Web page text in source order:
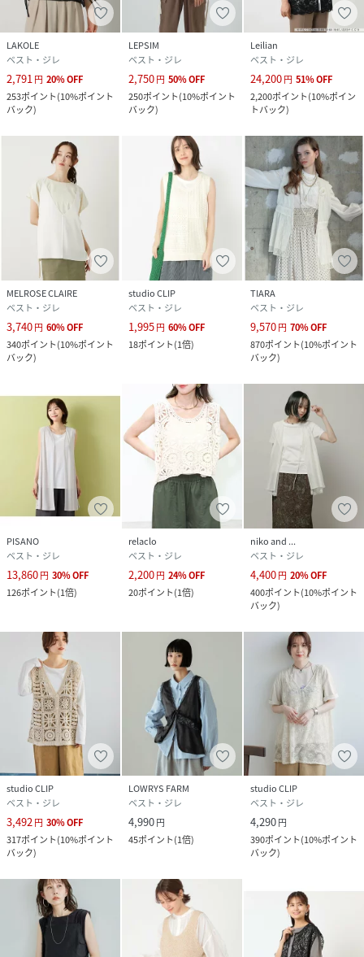
LAKOLE
ベスト・ジレ
2,791円 20%OFF
253ポイント(10%ポイント
バック)
LEPSIM
ベスト・ジレ
2,750円 50%OFF
250ポイント(10%ポイント
バック)
Leilian
ベスト・ジレ
24,200円 51%OFF
2,200ポイント(10%ポイン
トバック)
MELROSE CLAIRE
ベスト・ジレ
3,740円 60%OFF
340ポイント(10%ポイント
バック)
studio CLIP
ベスト・ジレ
1,995円 60%OFF
18ポイント(1倍)
TIARA
ベスト・ジレ
9,570円 70%OFF
870ポイント(10%ポイント
バック)
PISANO
ベスト・ジレ
13,860円 30%OFF
126ポイント(1倍)
relaclo
ベスト・ジレ
2,200円 24%OFF
20ポイント(1倍)
niko and ...
ベスト・ジレ
4,400円 20%OFF
400ポイント(10%ポイント
バック)
studio CLIP
ベスト・ジレ
3,492円 30%OFF
317ポイント(10%ポイント
バック)
LOWRYS FARM
ベスト・ジレ
4,990円
45ポイント(1倍)
studio CLIP
ベスト・ジレ
4,290円
390ポイント(10%ポイント
バック)